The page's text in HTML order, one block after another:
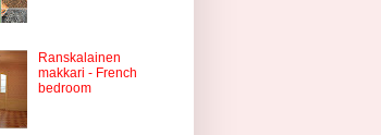
Ranskalainen
makkari - French
bedroom